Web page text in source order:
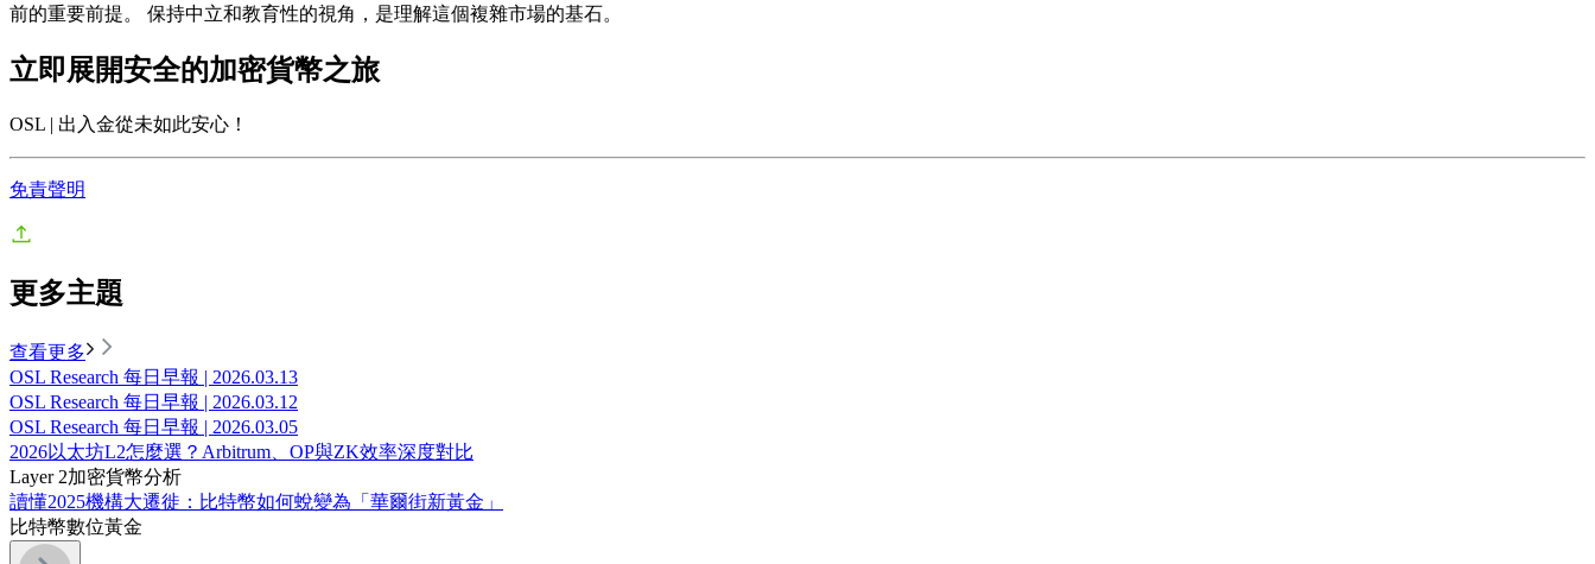
前的重要前提。 保持中立和教育性的視角，是理解這個複雜市場的基石。
立即展開安全的加密貨幣之旅
OSL | 出入金從未如此安心！
免責聲明
更多主題
查看更多
OSL Research 每日早報 | 2026.03.13
OSL Research 每日早報 | 2026.03.12
OSL Research 每日早報 | 2026.03.05
2026以太坊L2怎麼選？Arbitrum、OP與ZK效率深度對比
Layer 2加密貨幣分析
讀懂2025機構大遷徙：比特幣如何蛻變為「華爾街新黃金」
比特幣數位黃金